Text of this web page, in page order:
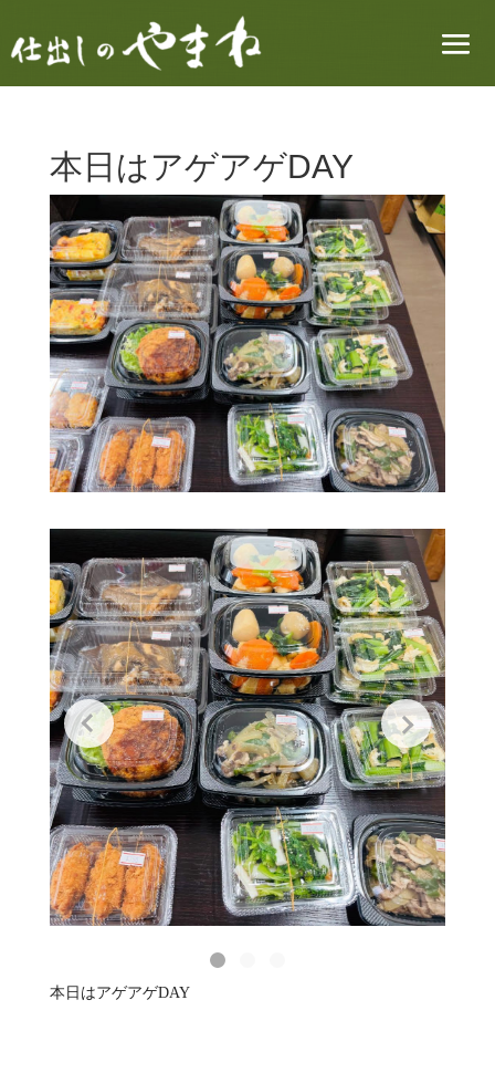
本日はアゲアゲDAY
本日はアゲアゲDAY